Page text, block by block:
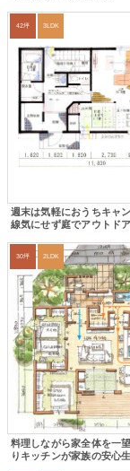
42坪 3LDK
週末は気軽におうちキャ
線気にせず庭でアウトド
30坪 2LDK
料理しながら家全体を一
りキッチンが家族の安心